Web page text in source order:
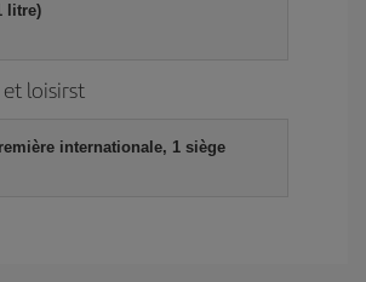
litre)
loisirst
internationale, 1 siège